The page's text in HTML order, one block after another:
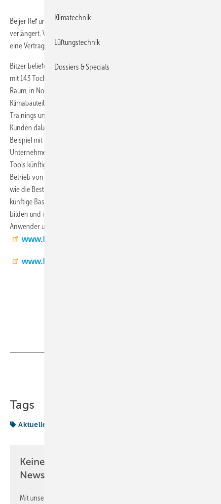
Beijer Ref und Bitzer haben ihre Partnerschaftsvereinbarung
verlängert. Vertreter beider Unternehmen unterzeichneten kürzlich
eine Vertragsverlängerung der Vereinbarung über ein weiteres Jahr.
Bitzer beliefert den Kälte- und Klimagroßhändler mit einem Filialnetz
mit 143 Tochtergesellschaften in 44 Ländern im asiatisch-pazifischen
Raum, in Nordamerika, Afrika und Europa mit Kälte- und
Klimabauteilen und unterstützt Beijer Ref zum Beispiel auch bei
Trainings und Weiterbildungsmaßnahmen. Gemeinsam wolle man die
Kunden dabei unterstützen, passende energieeffiziente Lösungen zum
Beispiel mit natürlichen Kältemitteln zu finden. Dabei wollen beie
Unternehmen dem Einsatz intelligenter Komponenten und digitaler
Tools künftig eine große Bedeutung bei der Konzeption und dem
Betrieb von zukunftssicheren Anlagen beimessen. Digitale Services
wie die Best Software oder das Bitzer Digital Network (BDN) sollen die
künftige Basis für einen effizienten und zuverlässigen Anlagenbetrieb
bilden und insbesondere Installateure, Servicepersonal und
Anwender unterstützen.
www.bitzer.de
www.beijerref.de
Tags
Aktuelles aus der Branche
Keine Zeit? Kein Problem mit dem KK
Newsletter!
Mit unserem Newsletter erhalten Sie regelmäßig von uns
Klimatechnik
Lüftungstechnik
Dossiers & Specials